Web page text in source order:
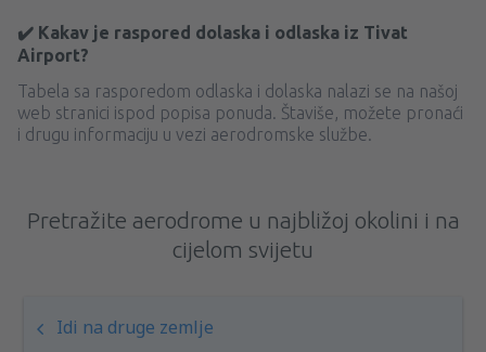
✔️ Kakav je raspored dolaska i odlaska iz Tivat
Airport?
Tabela sa rasporedom odlaska i dolaska nalazi se na našoj
web stranici ispod popisa ponuda. Štaviše, možete pronaći
i drugu informaciju u vezi aerodromske službe.
Pretražite aerodrome u najbližoj okolini i na
cijelom svijetu
Idi na druge zemlje